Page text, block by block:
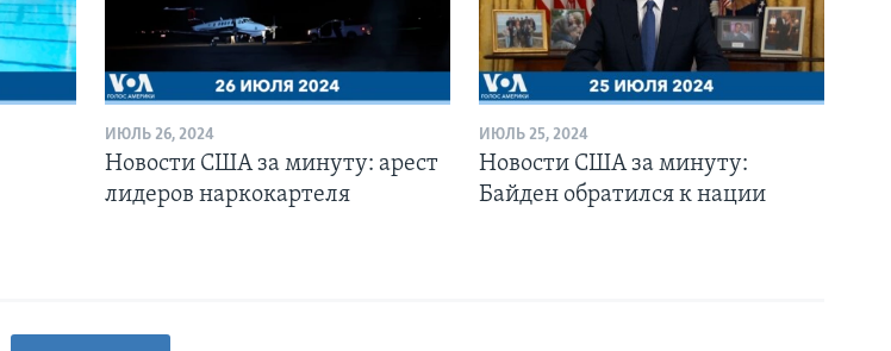
ИЮЛЬ 26, 2024
Новости США за минуту: арест
лидеров наркокартеля
ИЮЛЬ 25, 2024
Новости США за минуту:
Байден обратился к нации